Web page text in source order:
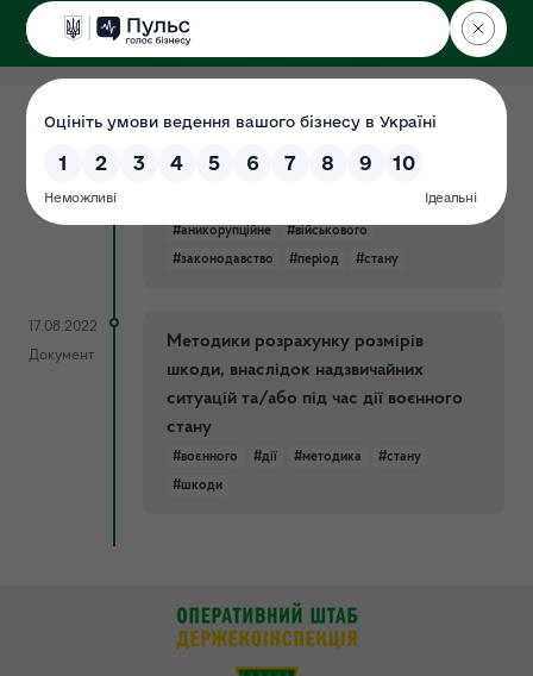
ДЕРЖЕКОІНСПЕКЦІЯ
у Хмельницькій області
31.07.2024
Документ
законодавства в період військового
#аникорупційне
#військового
#законодавство
#період #стану
17.08.2022
Документ
Методики розрахунку розмірів
шкоди, внаслідок надзвичайних
ситуацій та/або під час дії воєнного
стану
#воєнного #дії #методика
#стану
#шкоди